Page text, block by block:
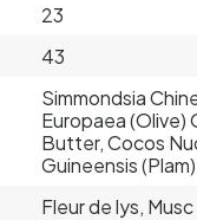
23
43
Simmondsia
Europaea (Olive)
Butter, Cocos
Guineensis
Fleur de lys, Musc